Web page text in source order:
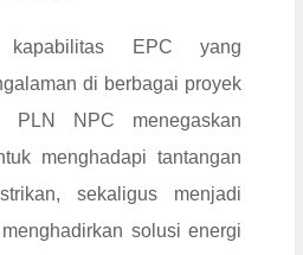
kapabilitas EPC yang
di berbagai proyek
PLN NPC menegaskan
menghadapi tantangan
sekaligus menjadi
solusi energi